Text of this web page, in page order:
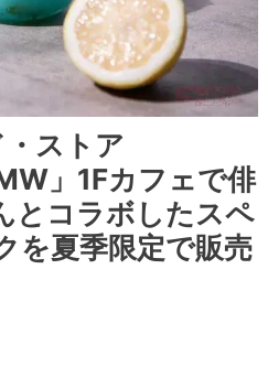
ストア
」1Fカフェで俳
とコラボしたスペ
を夏季限定で販売